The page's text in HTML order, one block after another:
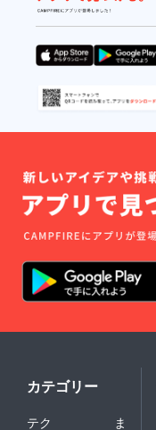
カテゴリー
テク
ま